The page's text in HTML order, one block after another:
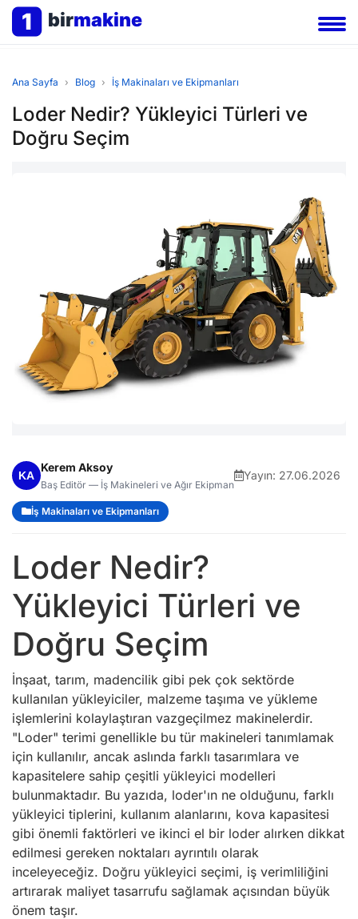
1 birmakine
Ana Sayfa › Blog › İş Makinaları ve Ekipmanları
Loder Nedir? Yükleyici Türleri ve
Doğru Seçim
Kerem Aksoy
Baş Editör — İş Makineleri ve Ağır Ekipman
Yayın: 27.06.2026
İş Makinaları ve Ekipmanları
Loder Nedir?
Yükleyici Türleri ve
Doğru Seçim
İnşaat, tarım, madencilik gibi pek çok sektörde
kullanılan yükleyiciler, malzeme taşıma ve yükleme
işlemlerini kolaylaştıran vazgeçilmez makinelerdir.
"Loder" terimi genellikle bu tür makineleri tanımlamak
için kullanılır, ancak aslında farklı tasarımlara ve
kapasitelere sahip çeşitli yükleyici modelleri
bulunmaktadır. Bu yazıda, loder'ın ne olduğunu, farklı
yükleyici tiplerini, kullanım alanlarını, kova kapasitesi
gibi önemli faktörleri ve ikinci el bir loder alırken dikkat
edilmesi gereken noktaları ayrıntılı olarak
inceleyeceğiz. Doğru yükleyici seçimi, iş verimliliğini
artırarak maliyet tasarrufu sağlamak açısından büyük
önem taşır.